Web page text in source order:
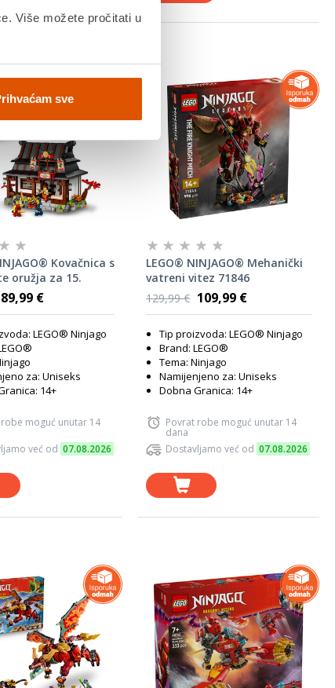
Više možete pročitati u
sve
Kovačnica s
oružja za 15.
71858
89,99 €
LEGO® Ninjago
za: Uniseks
14+
moguć unutar 14
već od 07.08.2026
LEGO® NINJAGO® Mehanički
vatreni vitez 71846
129,99 € 109,99 €
Tip proizvoda: LEGO® Ninjago
Brand: LEGO®
Tema: Ninjago
Namijenjeno za: Uniseks
Dobna Granica: 14+
Povrat robe moguć unutar 14
dana
Dostavljamo već od 07.08.2026